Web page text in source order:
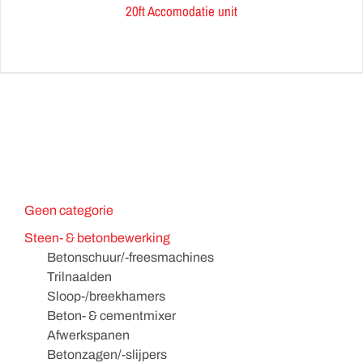
20ft Accomodatie unit
Geen categorie
Steen- & betonbewerking
Betonschuur/-freesmachines
Trilnaalden
Sloop-/breekhamers
Beton- & cementmixer
Afwerkspanen
Betonzagen/-slijpers